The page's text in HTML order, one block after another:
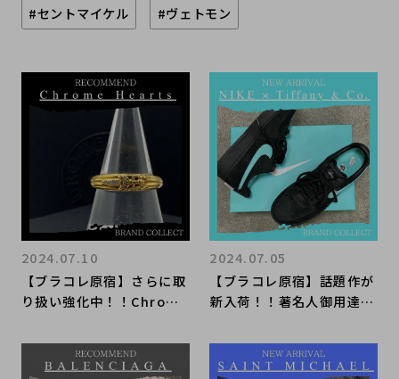
#セントマイケル #ヴェトモン
【ブラコレ原宿】さらに取
り扱い強化中！！Chrome
リーをご紹介！！
2024.07.10
【ブラコレ原宿】話題作が
新入荷！！著名人御用達の
r Forceをご紹介！！
2024.07.05